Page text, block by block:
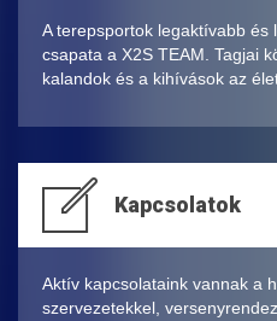
A terepsportok legaktívabb
csapata a X2S TEAM. Tagjai
kalandok és a kihívások az
Kapcsolatok
Aktív kapcsolataink vannak a
szervezetekkel,